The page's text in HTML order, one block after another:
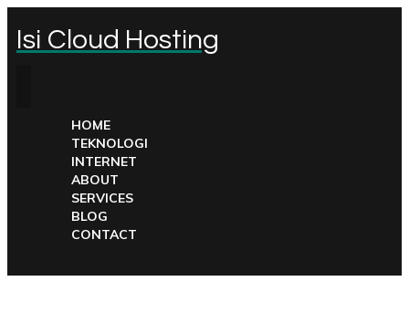
Isi Cloud Hosting
HOME
TEKNOLOGI
INTERNET
ABOUT
SERVICES
BLOG
CONTACT